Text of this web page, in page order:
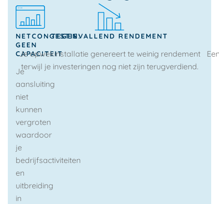
NETCONGESTIE:
GEEN
CAPACITEIT
Je
aansluiting
niet
kunnen
vergroten
waardoor
je
bedrijfsactiviteiten
en
uitbreiding
in
TEGENVALLEND RENDEMENT
Je opwekinstallatie genereert te weinig rendement
terwijl je investeringen nog niet zijn terugverdiend.